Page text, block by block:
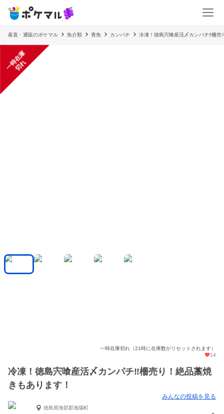
産直・通販のポケマル 魚介類 青魚 カンパチ 冷凍！徳島宍喰産活〆カンパチ‼️柵売
一
時
在
庫
切
れ
一時在庫切れ（21時に在庫数がリセットされます）
14
冷凍！徳島宍喰産活〆カンパチ‼️柵売り！絶品藁焼
きもあります！
みんなの投稿を見る
徳島県海部郡海陽町